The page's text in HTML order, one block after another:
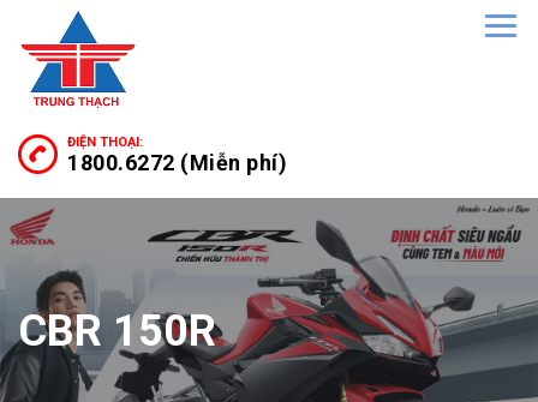
ĐIỆN THOẠI:
1800.6272 (Miễn phí)
CBR 150R